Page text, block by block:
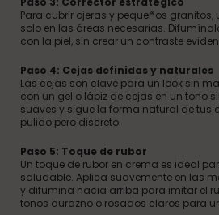
Para cubrir ojeras y pequeños granitos,
solo en las áreas necesarias.
con la piel, sin crear un contraste
Paso 4: Cejas definidas y naturales
Las cejas son clave para un look sin
con un gel o lápiz de cejas en un tono
suaves y sigue la forma natural de tus
pulido pero discreto.
Paso 5: Toque de rubor
Un toque de rubor en crema es ideal
saludable. Aplica suavemente en las
y difumina hacia arriba para imitar el
tonos durazno o rosados claros para